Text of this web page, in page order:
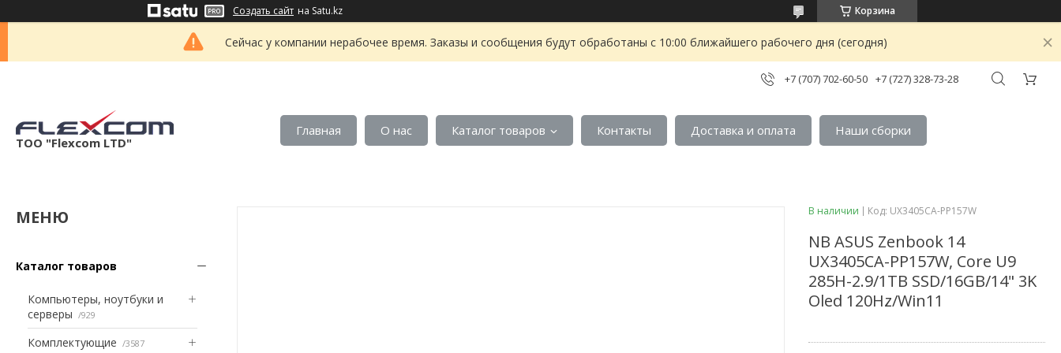
Создать сайт на Satu.kz Корзина
Сейчас у компании нерабочее время. Заказы и сообщения будут обработаны с 10:00 ближайшего рабочего дня (сегодня)
+7 (707) 702-60-50 +7 (727) 328-73-28
ТОО "Flexcom LTD"
Главная О нас Каталог товаров Контакты Доставка и оплата Наши сборки
Каталог товаров
Компьютеры, ноутбуки и
серверы
929
Комплектующие 3587
В наличии Код: UX3405CA-PP157W
NB ASUS Zenbook 14
UX3405CA-PP157W, Core U9
285H-2.9/1TB SSD/16GB/14" 3K
Oled 120Hz/Win11